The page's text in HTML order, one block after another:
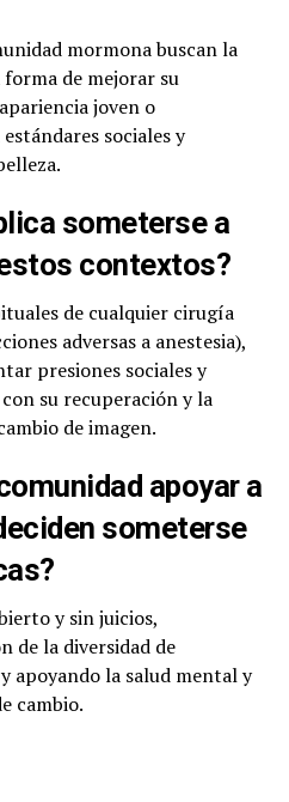
mormona buscan la
de mejorar su
joven o
sociales y
someterse a
contextos?
de cualquier cirugía
adversas a anestesia),
presiones sociales y
su recuperación y la
de imagen.
apoyar a
someterse
y sin juicios,
de la diversidad de
apoyando la salud mental y
cambio.